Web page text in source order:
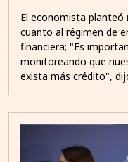
El economista planteó
cuanto al régimen de
financiera; "Es
monitoreando que
exista más crédito",